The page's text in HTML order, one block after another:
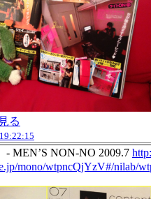
る
- MEN’S NON-NO 2009.7
mono/wtpncQjYzV#/nilab/